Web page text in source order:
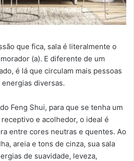
que fica, sala é literalmente o
(a). E diferente de um
é lá que circulam mais pessoas
diversas.
Feng Shui, para que se tenha um
e acolhedor, o ideal é
entre cores neutras e quentes. Ao
areia e tons de cinza, sua sala
de suavidade, leveza,